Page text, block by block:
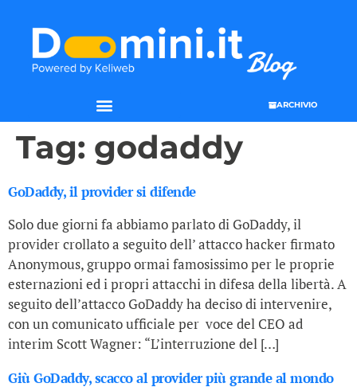
ARCHIVIO
Tag: godaddy
GoDaddy, il provider si difende
Solo due giorni fa abbiamo parlato di GoDaddy, il
provider crollato a seguito dell’ attacco hacker firmato
Anonymous, gruppo ormai famosissimo per le proprie
esternazioni ed i propri attacchi in difesa della libertà. A
seguito dell’attacco GoDaddy ha deciso di intervenire,
con un comunicato ufficiale per voce del CEO ad
interim Scott Wagner: “L’interruzione del […]
Giù GoDaddy, scacco al provider più grande al mondo